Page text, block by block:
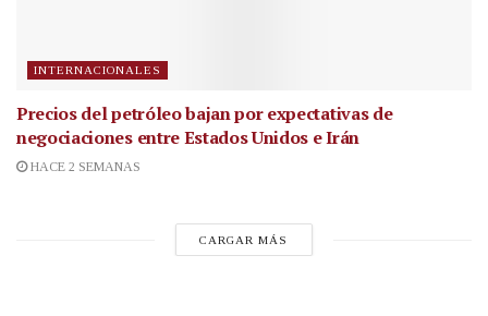
INTERNACIONALES
Precios del petróleo bajan por expectativas de
negociaciones entre Estados Unidos e Irán
HACE 2 SEMANAS
CARGAR MÁS